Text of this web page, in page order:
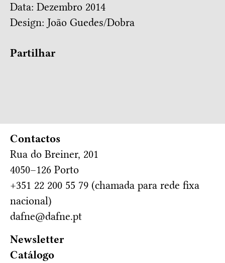
Data: Dezembro 2014
Design: João Guedes/Dobra
Partilhar
Contactos
Rua do Breiner, 201
4050–126 Porto
+351 22 200 55 79 (chamada para rede fixa
nacional)
dafne@dafne.pt
Newsletter
Catálogo